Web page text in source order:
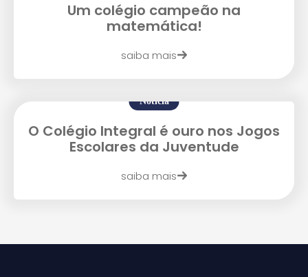
Um colégio campeão na
matemática!
saiba mais
Notícia
O Colégio Integral é ouro nos Jogos
Escolares da Juventude
saiba mais
Enviar E-mail